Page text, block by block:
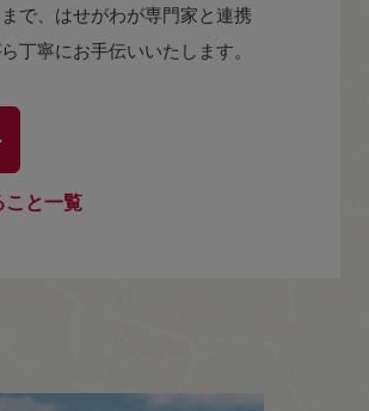
で、はせがわが専門家と連携
丁寧にお手伝いいたします。
こと一覧